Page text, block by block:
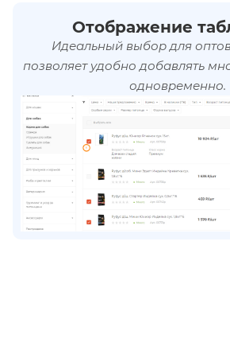
Отображение
Идеальный выбор для
позволяет удобно добавлять
одновременно.